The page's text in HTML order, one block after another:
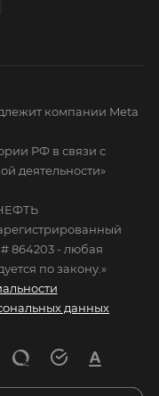
компании Meta
РФ в связи с
деятельности»
864203 - любая
по закону.»
данных